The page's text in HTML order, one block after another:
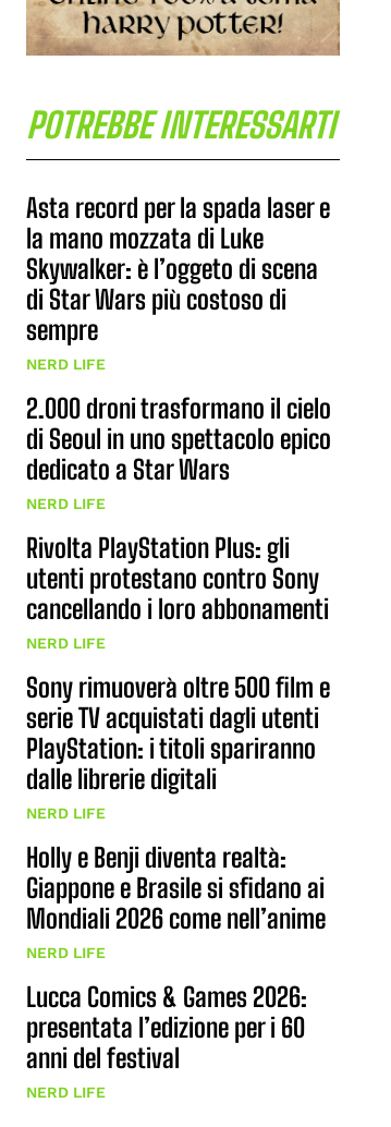
POTREBBE INTERESSARTI
Asta record per la spada laser e
la mano mozzata di Luke
Skywalker: è l’oggeto di scena
di Star Wars più costoso di
sempre
NERD LIFE
2.000 droni trasformano il cielo
di Seoul in uno spettacolo epico
dedicato a Star Wars
NERD LIFE
Rivolta PlayStation Plus: gli
utenti protestano contro Sony
cancellando i loro abbonamenti
NERD LIFE
Sony rimuoverà oltre 500 film e
serie TV acquistati dagli utenti
PlayStation: i titoli spariranno
dalle librerie digitali
NERD LIFE
Holly e Benji diventa realtà:
Giappone e Brasile si sfidano ai
Mondiali 2026 come nell’anime
NERD LIFE
Lucca Comics & Games 2026:
presentata l’edizione per i 60
anni del festival
NERD LIFE